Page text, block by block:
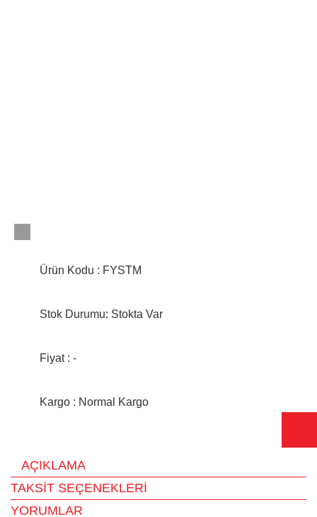
Ürün Kodu : FYSTM
Stok Durumu: Stokta Var
Fiyat : -
Kargo : Normal Kargo
AÇIKLAMA
TAKSİT SEÇENEKLERİ
YORUMLAR